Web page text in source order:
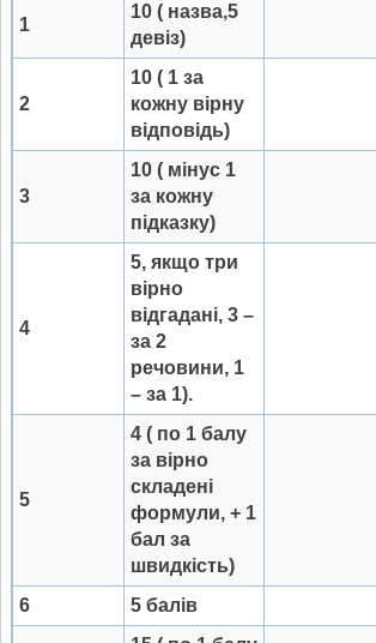
1
10 ( назва,5
девіз)
2
10 ( 1 за
кожну вірну
відповідь)
3
10 ( мінус 1
за кожну
підказку)
4
5, якщо три
вірно
відгадані, 3 –
за 2
речовини, 1
– за 1).
5
4 ( по 1 балу
за вірно
складені
формули, + 1
бал за
швидкість)
6
5 балів